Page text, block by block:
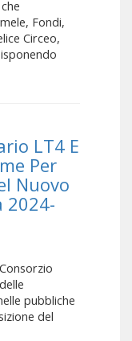
Fondi,
Circeo,
LT4 E
Per
Nuovo
2024-
pubbliche
del